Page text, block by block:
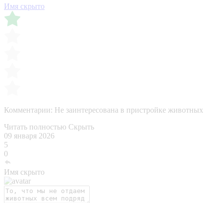
Имя скрыто
Комментарии: Не заинтересована в пристройке животных
Читать полностью Скрыть
09 января 2026
5
0
Имя скрыто